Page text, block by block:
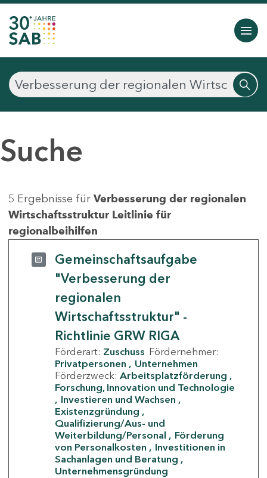
Suche
5 Ergebnisse für Verbesserung der regionalen
Wirtschaftsstruktur Leitlinie für
regionalbeihilfen
Gemeinschaftsaufgabe
"Verbesserung der
regionalen
Wirtschaftsstruktur" -
Richtlinie GRW RIGA
Förderart: Zuschuss Fördernehmer:
Privatpersonen
Unternehmen
Förderzweck: Arbeitsplatzförderung
Forschung, Innovation und Technologie
Investieren und Wachsen
Existenzgründung
Qualifizierung/Aus- und
Weiterbildung/Personal
Förderung
von Personalkosten
Investitionen in
Sachanlagen und Beratung
Unternehmensgründung